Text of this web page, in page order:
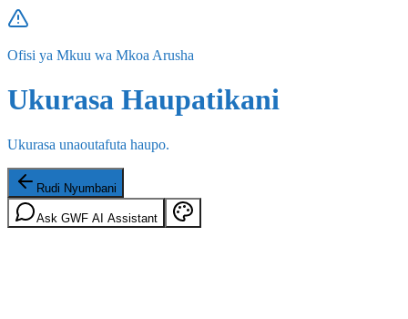
Ofisi ya Mkuu wa Mkoa Arusha
Ukurasa Haupatikani
Ukurasa unaoutafuta haupo.
Rudi Nyumbani
Ask GWF AI Assistant